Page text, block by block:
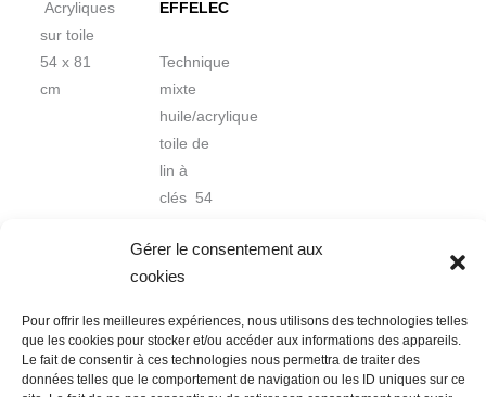
Gérer le consentement aux
cookies
Pour offrir les meilleures expériences, nous utilisons des technologies telles
que les cookies pour stocker et/ou accéder aux informations des appareils.
Le fait de consentir à ces technologies nous permettra de traiter des
données telles que le comportement de navigation ou les ID uniques sur ce
Acryliques
sur toile
54 x 81
cm
EFFELEC
Technique
mixte
huile/acrylique
toile de
lin à
clés 54